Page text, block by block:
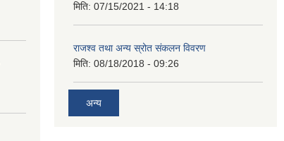
मिति: 07/15/2021 - 14:18
राजश्व तथा अन्य स्रोत संकलन विवरण
मिति: 08/18/2018 - 09:26
अन्य